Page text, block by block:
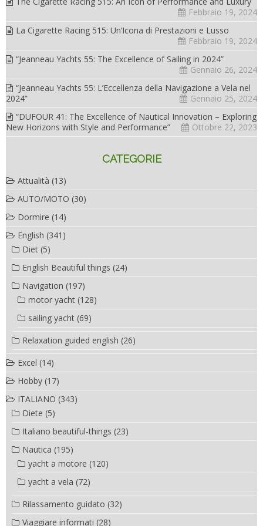
Febbraio 19, 2024
La Cigarette Racing 515: Un’Icona di Prestazioni e Lusso
Febbraio 19, 2024
“Jeanneau Yachts 55: The Excellence of Sailing in 2024”
Gennaio 26, 2024
“Jeanneau Yachts 55: L’Eccellenza della Navigazione a Vela nel
2024”
Gennaio 25, 2024
“DUFOUR 41: The Excellence of Nautical Innovation – Exploring
New Horizons with Style and Performance”
Ottobre 22, 2023
CATEGORIE
Attualità (13)
AUTO/MOTO (30)
Dormire (14)
English (341)
Diet (5)
English Beautiful things (24)
Navigation (197)
motor yacht (128)
sailing yacht (69)
Relaxation guided english (26)
Excel (14)
Hobby (17)
ITALIANO (343)
Diete (5)
Italiano beautiful-things (23)
Nautica (195)
yacht a motore (120)
yacht a vela (72)
Rilassamento guidato (32)
Viaggiare informati (28)